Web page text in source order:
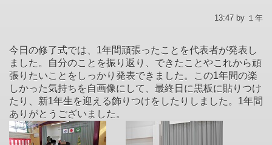
13:47 by １年
今日の修了式では、1年間頑張ったことを代表者が発表し
ました。自分のことを振り返り、できたことやこれから頑
張りたいことをしっかり発表できました。この1年間の楽
しかった気持ちを自画像にして、最終日に黒板に貼りつけ
たり、新1年生を迎える飾りつけをしたりしました。1年間
ありがとうございました。